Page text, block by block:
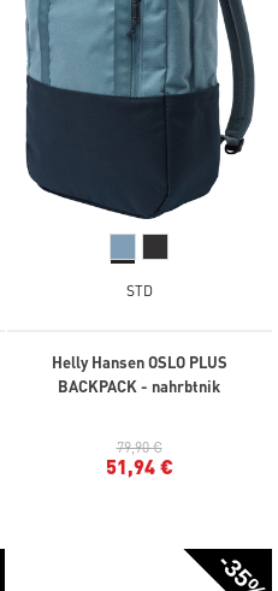
STD
Helly Hansen OSLO PLUS
BACKPACK - nahrbtnik
79,90 €
51,94 €
-35%